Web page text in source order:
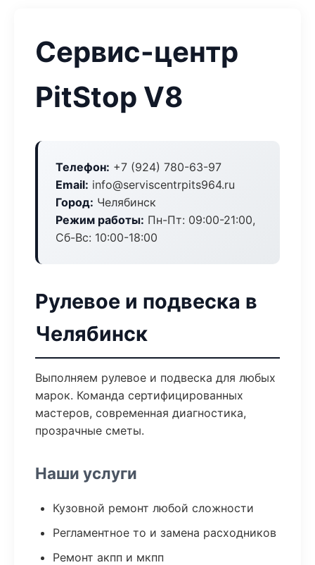
Сервис-центр
PitStop V8
Телефон: +7 (924) 780-63-97
Email: info@serviscentrpits964.ru
Город: Челябинск
Режим работы: Пн-Пт: 09:00-21:00,
Сб-Вс: 10:00-18:00
Рулевое и подвеска в
Челябинск
Выполняем рулевое и подвеска для любых
марок. Команда сертифицированных
мастеров, современная диагностика,
прозрачные сметы.
Наши услуги
Кузовной ремонт любой сложности
Регламентное то и замена расходников
Ремонт акпп и мкпп